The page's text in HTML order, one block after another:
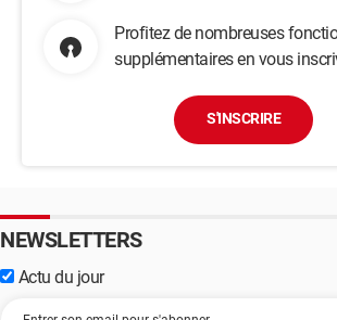
Profitez de nombreuses
supplémentaires en vous
S'INSCRIRE
NEWSLETTERS
Actu du jour